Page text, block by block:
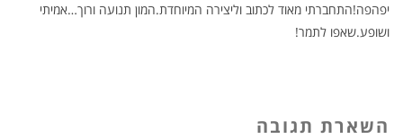
יפהפה!התחברתי מאוד לכתוב וליצירה המיוחדת.המון תנועה ורוך…אמיתי
ושופע.שאפו לתמר!
השארת תגובה